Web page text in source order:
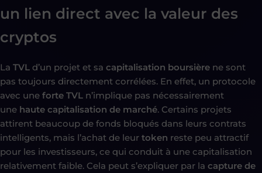
un lien direct avec la valeur des
cryptos
La TVL d’un projet et sa capitalisation boursière ne sont
pas toujours directement corrélées. En effet, un protocole
avec une forte TVL n’implique pas nécessairement
une haute capitalisation de marché. Certains projets
attirent beaucoup de fonds bloqués dans leurs contrats
intelligents, mais l’achat de leur token reste peu attractif
pour les investisseurs, ce qui conduit à une capitalisation
relativement faible. Cela peut s’expliquer par la capture de